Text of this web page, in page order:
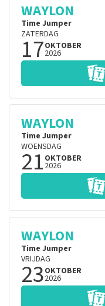
WAYLON
Time Jumper
ZATERDAG
17OKTOBER
2026
WAYLON
Time Jumper
WOENSDAG
21 OKTOBER
2026
WAYLON
Time Jumper
VRIJDAG
23OKTOBER
2026